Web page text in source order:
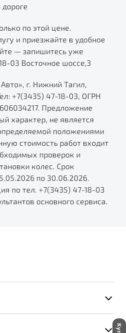
на дорогах с программой
по этой цене.
и приезжайте в удобное
— запишитесь уже
03 Восточное шоссе,3
г. Нижний Тагил,
+7(3435) 47-18-03, ОГРН
Предложение
характер, не является
положениями
стоимость работ входит
проверок и
колес. Срок
по 30.06.2026.
по тел. +7(3435) 47-18-03
основного сервиса.